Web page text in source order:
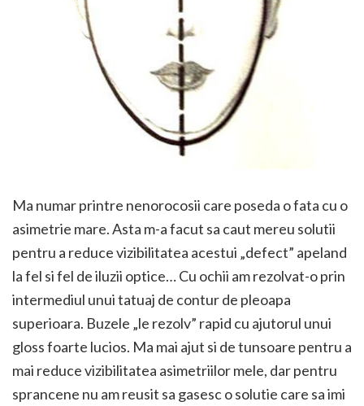
Ma numar printre nenorocosii care poseda o fata cu o
asimetrie mare. Asta m-a facut sa caut mereu solutii
pentru a reduce vizibilitatea acestui „defect” apeland
la fel si fel de iluzii optice… Cu ochii am rezolvat-o prin
intermediul unui tatuaj de contur de pleoapa
superioara. Buzele „le rezolv” rapid cu ajutorul unui
gloss foarte lucios. Ma mai ajut si de tunsoare pentru a
mai reduce vizibilitatea asimetriilor mele, dar pentru
sprancene nu am reusit sa gasesc o solutie care sa imi